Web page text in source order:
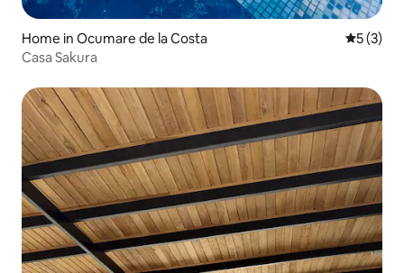
Home in Ocumare de la Costa 5 out of
5 (3)
Casa Sakura